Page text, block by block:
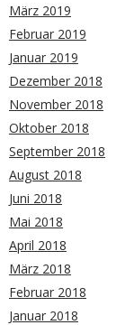
März 2019
Februar 2019
Januar 2019
Dezember 2018
November 2018
Oktober 2018
September 2018
August 2018
Juni 2018
Mai 2018
April 2018
März 2018
Februar 2018
Januar 2018